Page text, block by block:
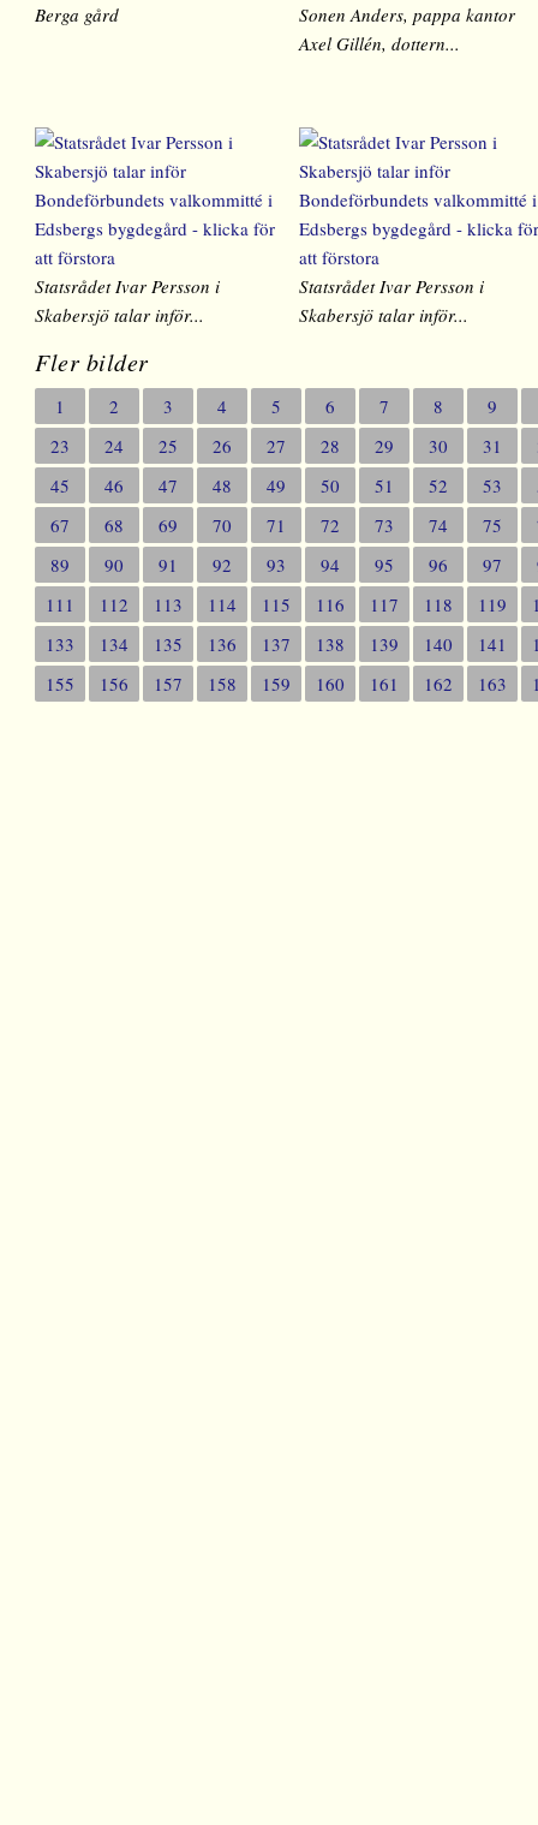
Berga gård
Sonen Anders, pappa kantor
Axel Gillén, dottern...
Statsrådet Ivar Persson i
Skabersjö talar inför...
Statsrådet Ivar Persson i
Skabersjö talar inför...
Fler bilder
1 2 3 4 5 6 7 8 9
23
24 25 26 27 28 29 30 31
45
46 47 48 49 50 51 52 53
67
68 69 70 71 72 73 74 75
89
90 91 92 93 94 95 96 97
111
112 113 114 115 116 117 118 119
133
134 135 136 137 138 139 140 141
155
156 157 158 159 160 161 162 163